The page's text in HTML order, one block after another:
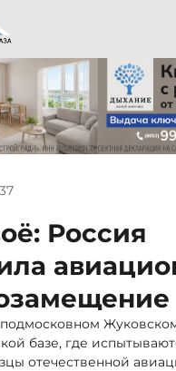
Россия
базе, где
отечественной